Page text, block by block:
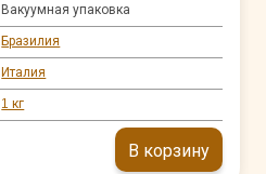
Вакуумная упаковка
Бразилия
Италия
1 кг
В корзину